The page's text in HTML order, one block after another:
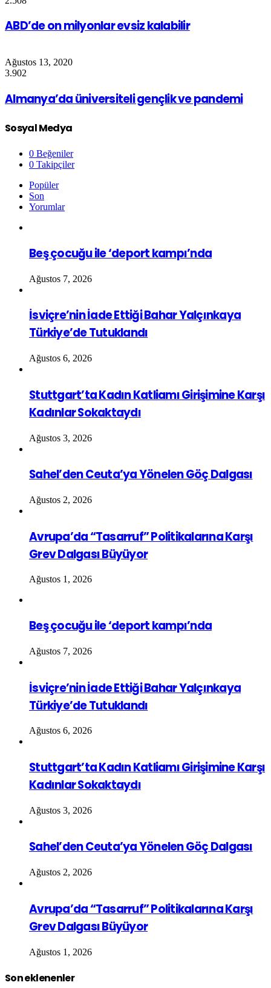
ABD’de on milyonlar evsiz kalabilir
Ağustos 13, 2020
3.902
Almanya’da üniversiteli gençlik ve pandemi
Sosyal Medya
0 Beğeniler
0 Takipçiler
Popüler
Son
Yorumlar
Beş çocuğu ile ‘deport kampı’nda
Ağustos 7, 2026
İsviçre’nin İade Ettiği Bahar Yalçınkaya
Türkiye’de Tutuklandı
Ağustos 6, 2026
Stuttgart’ta Kadın Katliamı Girişimine Karşı
Kadınlar Sokaktaydı
Ağustos 3, 2026
Sahel’den Ceuta’ya Yönelen Göç Dalgası
Ağustos 2, 2026
Avrupa’da “Tasarruf” Politikalarına Karşı
Grev Dalgası Büyüyor
Ağustos 1, 2026
Beş çocuğu ile ‘deport kampı’nda
Ağustos 7, 2026
İsviçre’nin İade Ettiği Bahar Yalçınkaya
Türkiye’de Tutuklandı
Ağustos 6, 2026
Stuttgart’ta Kadın Katliamı Girişimine Karşı
Kadınlar Sokaktaydı
Ağustos 3, 2026
Sahel’den Ceuta’ya Yönelen Göç Dalgası
Ağustos 2, 2026
Avrupa’da “Tasarruf” Politikalarına Karşı
Grev Dalgası Büyüyor
Ağustos 1, 2026
Son eklenenler